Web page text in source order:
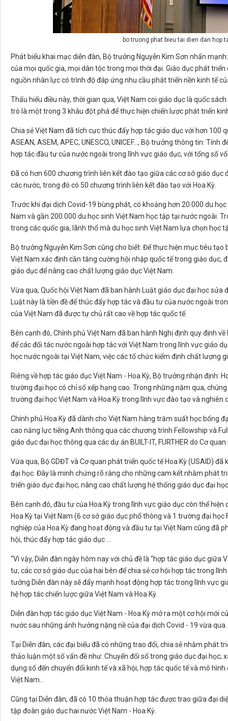
bo truong phat bieu tai dien dan hop
Phát biểu khai mạc diễn đàn, Bộ trưởng Nguyễn Kim Sơn nhấn
của mọi quốc gia, mọi dân tộc trong mọi thời đại. Giáo dục phát
nguồn nhân lực có trình độ đáp ứng nhu cầu phát triển nền kinh tế
Thấu hiểu điều này, thời gian qua, Việt Nam coi giáo dục là quốc
trò là một trong 3 khâu đột phá để thực hiện chiến lược phát triển
Chia sẻ Việt Nam đã tích cực thúc đẩy hợp tác giáo dục với hơn 100
ASEAN, ASEM, APEC, UNESCO, UNICEF..., Bộ trưởng thông tin:
hợp tác đầu tư của nước ngoài trong lĩnh vực giáo dục, với tổng số
Đã có hơn 600 chương trình liên kết đào tạo giữa các cơ sở giáo dục
các nước, trong đó có 50 chương trình liên kết đào tạo với Hoa Kỳ.
Trước khi đại dịch Covid-19 bùng phát, có khoảng hơn 20.000 du
Nam và gần 200.000 du học sinh Việt Nam học tập tại nước ngoài.
trong các quốc gia, lãnh thổ mà du học sinh Việt Nam lựa chọn học
Bộ trưởng Nguyễn Kim Sơn cũng cho biết: Để thực hiện mục tiêu
Việt Nam xác định cần tăng cường hội nhập quốc tế trong giáo
giáo dục để nâng cao chất lượng giáo dục Việt Nam.
Vừa qua, Quốc hội Việt Nam đã ban hành Luật giáo dục đại học
Luật này là tiền đề để thúc đẩy hợp tác và đầu tư của nước ngoài
của Việt Nam đã được tự chủ rất cao về hợp tác quốc tế.
Bên cạnh đó, Chính phủ Việt Nam đã ban hành Nghị định quy định
để các đối tác nước ngoài hợp tác với Việt Nam trong lĩnh vực giáo
học nước ngoài tại Việt Nam, việc các tổ chức kiểm định chất lượng
Riêng về hợp tác giáo dục Việt Nam - Hoa Kỳ, Bộ trưởng nhận định:
trường đại học có chỉ số xếp hạng cao. Trong những năm qua,
trường đại học Việt Nam và Hoa Kỳ trong lĩnh vực đào tạo và nghiên
Chính phủ Hoa Kỳ đã dành cho Việt Nam hàng trăm suất học bổng
cao năng lực tiếng Anh thông qua các chương trình Fellowship và
giáo dục đại học thông qua các dự án BUILT-IT, FURTHER do Cơ
Vừa qua, Bộ GDĐT và Cơ quan phát triển quốc tế Hoa Kỳ (USAID)
đại học. Đây là minh chứng rõ ràng cho những cam kết nhằm phát
triển giáo dục đại học, nâng cao chất lượng hệ thống giáo dục đại
Bên cạnh đó, đầu tư của Hoa Kỳ trong lĩnh vực giáo dục còn thể
Hoa Kỳ tại Việt Nam (6 cơ sở giáo dục phổ thông và 1 trường đại
nghiệp của Hoa Kỳ đang hoạt động và đầu tư tại Việt Nam cũng đã
hội, thúc đẩy hợp tác giáo dục ...
“Vì vậy, Diễn đàn ngày hôm nay với chủ đề là “hợp tác giáo dục giữa
tư, các cơ sở giáo dục của hai bên để chia sẻ cơ hội hợp tác trong
tưởng Diễn đàn này sẽ đẩy mạnh hoạt động hợp tác trong lĩnh vực
hệ hợp tác chiến lược giữa Việt Nam và Hoa Kỳ.
Diễn đàn hợp tác giáo dục Việt Nam - Hoa Kỳ mở ra một cơ hội mới
nước sau những ảnh hưởng nặng nề của đại dịch Covid - 19 vừa qua.
Tại Diễn đàn, các đại biểu đã có những trao đổi, chia sẻ nhằm phát
thảo luận một số vấn đề như: Chuyển đổi số trong giáo dục đại học;
dụng số đến chuyển đổi kinh tế và xã hội; hợp tác quốc tế và mô
Việt Nam...
Cũng tại Diễn đàn, đã có 10 thỏa thuận hợp tác được trao giữa đại
tập đoàn giáo dục hai nước Việt Nam - Hoa Kỳ.